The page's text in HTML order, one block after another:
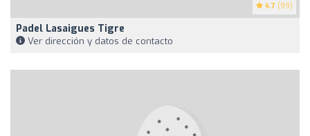
4.7 (99)
Padel Lasaigues Tigre
Ver dirección y datos de contacto